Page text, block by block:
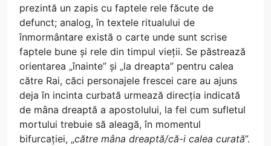
prezintă un zapis cu faptele rele făcute de
defunct; analog, în textele ritualului de
înmormântare există o carte unde sunt scrise
faptele bune și rele din timpul vieții. Se păstrează
orientarea „înainte” și „la dreapta” pentru calea
către Rai, căci personajele frescei care au ajuns
deja în incinta curbată urmează direcția indicată
de mâna dreaptă a apostolului, la fel cum sufletul
mortului trebuie să aleagă, în momentul
bifurcației, „către mâna dreaptă/că-i calea curată”.